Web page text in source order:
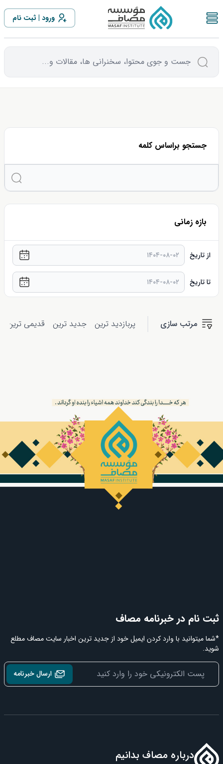
بیشتر از 1 سال مانده تا
ورود ثبت نام
جست و جوی محتوا، سخنرانی ها، مقالات و...
جستجو براساس کلمه
بازه زمانی
از تاریخ
تا تاریخ
مرتب سازی پربازدید ترین جدید ترین قدیمی ترین
ثبت نام در خبرنامه مصاف
*شما میتوانید با وارد کردن ایمیل خود از جدید ترین اخبار سایت مصاف مطلع
شوید.
ارسال خبرنامه
درباره مصاف بدانیم